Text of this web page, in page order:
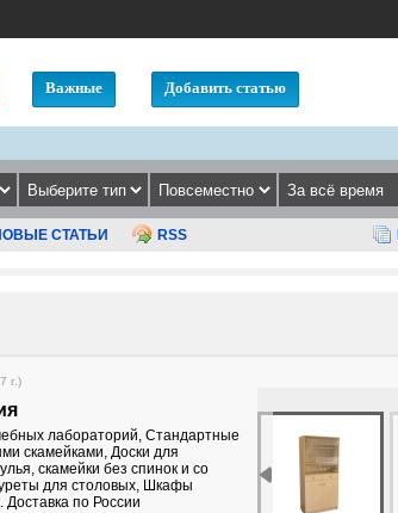
Важные Добавить статью
СТАТЬИ RSS
г.)
лабораторий, Стандартные
скамейками, Доски для
скамейки без спинок и со
для столовых, Шкафы
по России